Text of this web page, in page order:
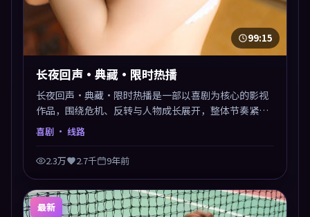
99:15
长夜回声·典藏·限时热播
长夜回声·典藏·限时热播是一部以喜剧为核心的影视
作品，围绕危机、反转与人物成长展开，整体节奏紧
凑，值得推荐观看。
喜剧 · 线路
2.3万 2.7千 9年前
最新